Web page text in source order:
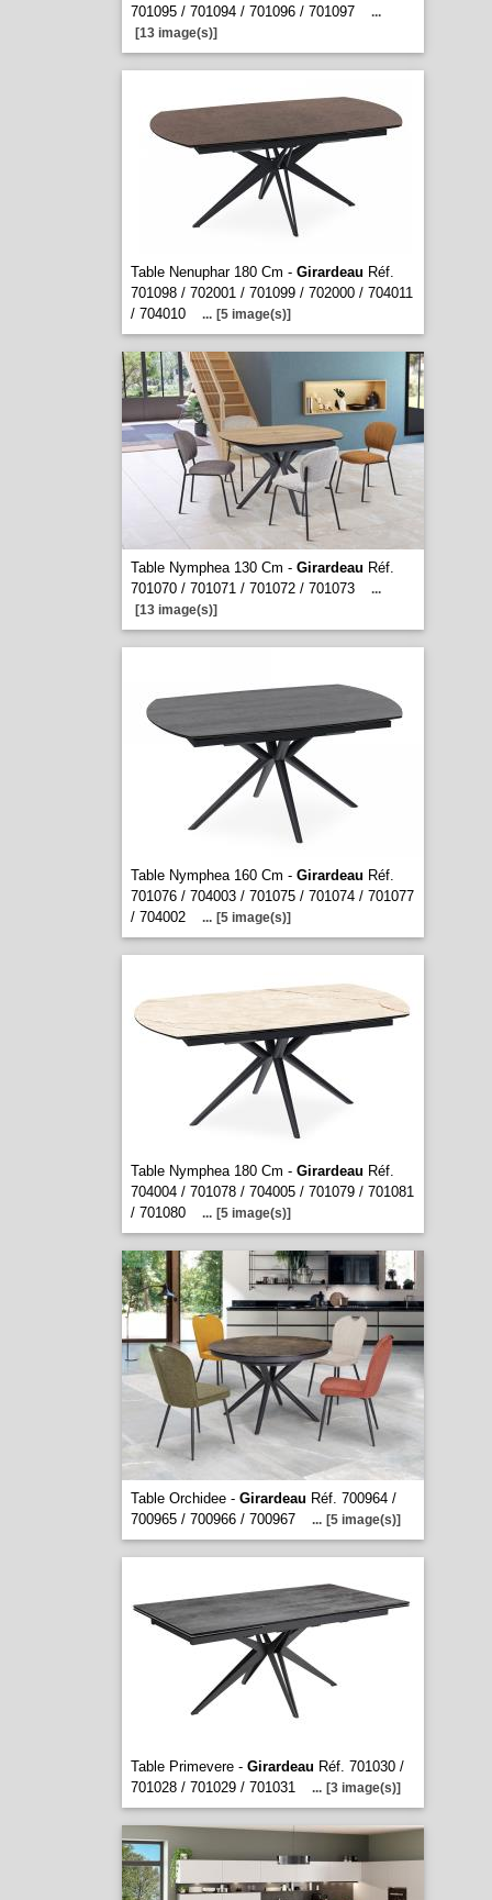
701095 / 701094 / 701096 / 701097
...
[13 image(s)]
Table Nenuphar 180 Cm - Girardeau Réf.
701098 / 702001 / 701099 / 702000 / 704011
/ 704010
... [5 image(s)]
Table Nymphea 130 Cm - Girardeau Réf.
701070 / 701071 / 701072 / 701073
...
[13 image(s)]
Table Nymphea 160 Cm - Girardeau Réf.
701076 / 704003 / 701075 / 701074 / 701077
/ 704002
... [5 image(s)]
Table Nymphea 180 Cm - Girardeau Réf.
704004 / 701078 / 704005 / 701079 / 701081
/ 701080
... [5 image(s)]
Table Orchidee - Girardeau Réf. 700964 /
700965 / 700966 / 700967
... [5 image(s)]
Table Primevere - Girardeau Réf. 701030 /
701028 / 701029 / 701031
... [3 image(s)]